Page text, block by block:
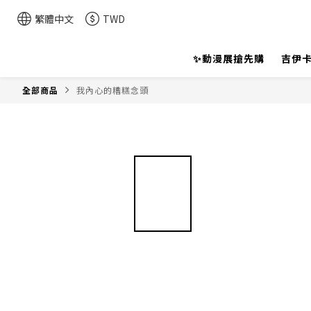
繁體中文 TWD
✨動漫展搶先購 吉伊
全部商品 我內心的糟糕念頭